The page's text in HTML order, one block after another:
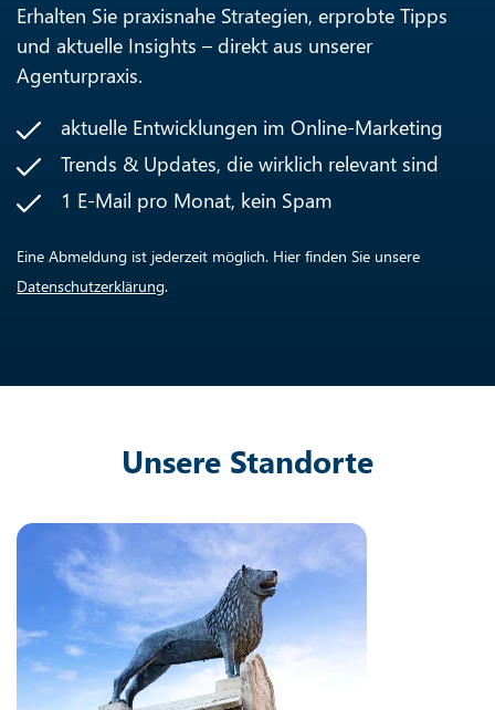
Erhalten Sie praxisnahe Strategien, erprobte Tipps
und aktuelle Insights – direkt aus unserer
Agenturpraxis.
aktuelle Entwicklungen im Online-Marketing
Trends & Updates, die wirklich relevant sind
1 E-Mail pro Monat, kein Spam
Eine Abmeldung ist jederzeit möglich. Hier finden Sie unsere
Datenschutzerklärung.
Unsere Standorte